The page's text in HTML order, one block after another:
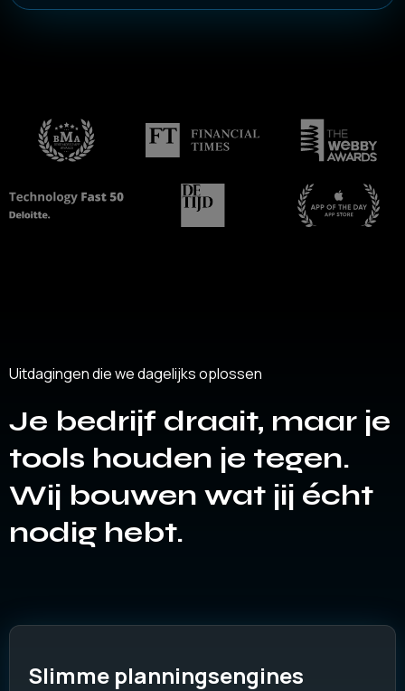
Uitdagingen die we dagelijks oplossen
Je bedrijf draait, maar je
tools houden je tegen.
Wij bouwen wat jij écht
nodig hebt.
Slimme planningsengines